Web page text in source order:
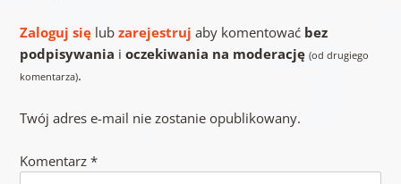
Zaloguj sięlub zarejestruj aby komentować bez
podpisywania i oczekiwania na moderację (od drugiego
komentarza).
Twój adres e-mail nie zostanie opublikowany.
Komentarz *